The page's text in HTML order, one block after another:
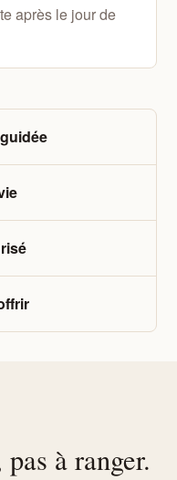
après le jour de
à ranger.